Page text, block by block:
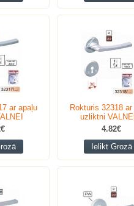
ar apaļu
Rokturis 32318 ar
uzliktni
4.82€
Ielikt Grozā